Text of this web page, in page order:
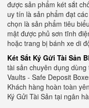
được sản phẩm két sắt
uy tín là sản phẩm đạt
chọn là sản phẩm tiêu
mật được phủ sơn tĩnh
hoặc trang bị bánh xe di
Két Sắt Ký Gửi Tài Sản
tài sản chuyên dụng
Vaults - Safe Deposit
Khách hàng hoàn toàn
Ký Gửi Tài Sản tại ngân